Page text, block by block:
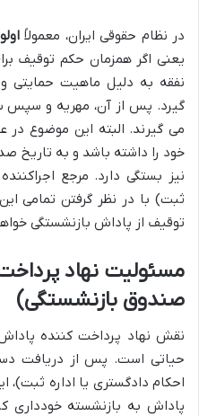
در نظام حقوقی ایران، معمولاً
یعنی اگر همزمان حکم توقیف
نفقه به دلیل ماهیت حمایتی
گیرد. پس از آن، مهریه و سپس
می گیرند. البته این موضوع
خود را داشته باشد و به تاریخ
نیز بستگی دارد. مرجع
ثبت) با در نظر گرفتن تمامی
توقیف از پاداش بازنشستگی
مسئولیت نهاد
صندوق بازنشستگی)
نقش نهاد پرداخت کننده پاداش
حیاتی است. پس از دریافت
احکام دادگستری یا اداره ثبت)،
پاداش به بازنشسته خودداری